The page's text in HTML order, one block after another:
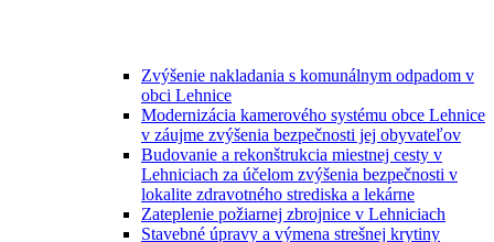
Zvýšenie nakladania s komunálnym odpadom v
obci Lehnice
Modernizácia kamerového systému obce Lehnice
v záujme zvýšenia bezpečnosti jej obyvateľov
Budovanie a rekonštrukcia miestnej cesty v
Lehniciach za účelom zvýšenia bezpečnosti v
lokalite zdravotného strediska a lekárne
Zateplenie požiarnej zbrojnice v Lehniciach
Stavebné úpravy a výmena strešnej krytiny